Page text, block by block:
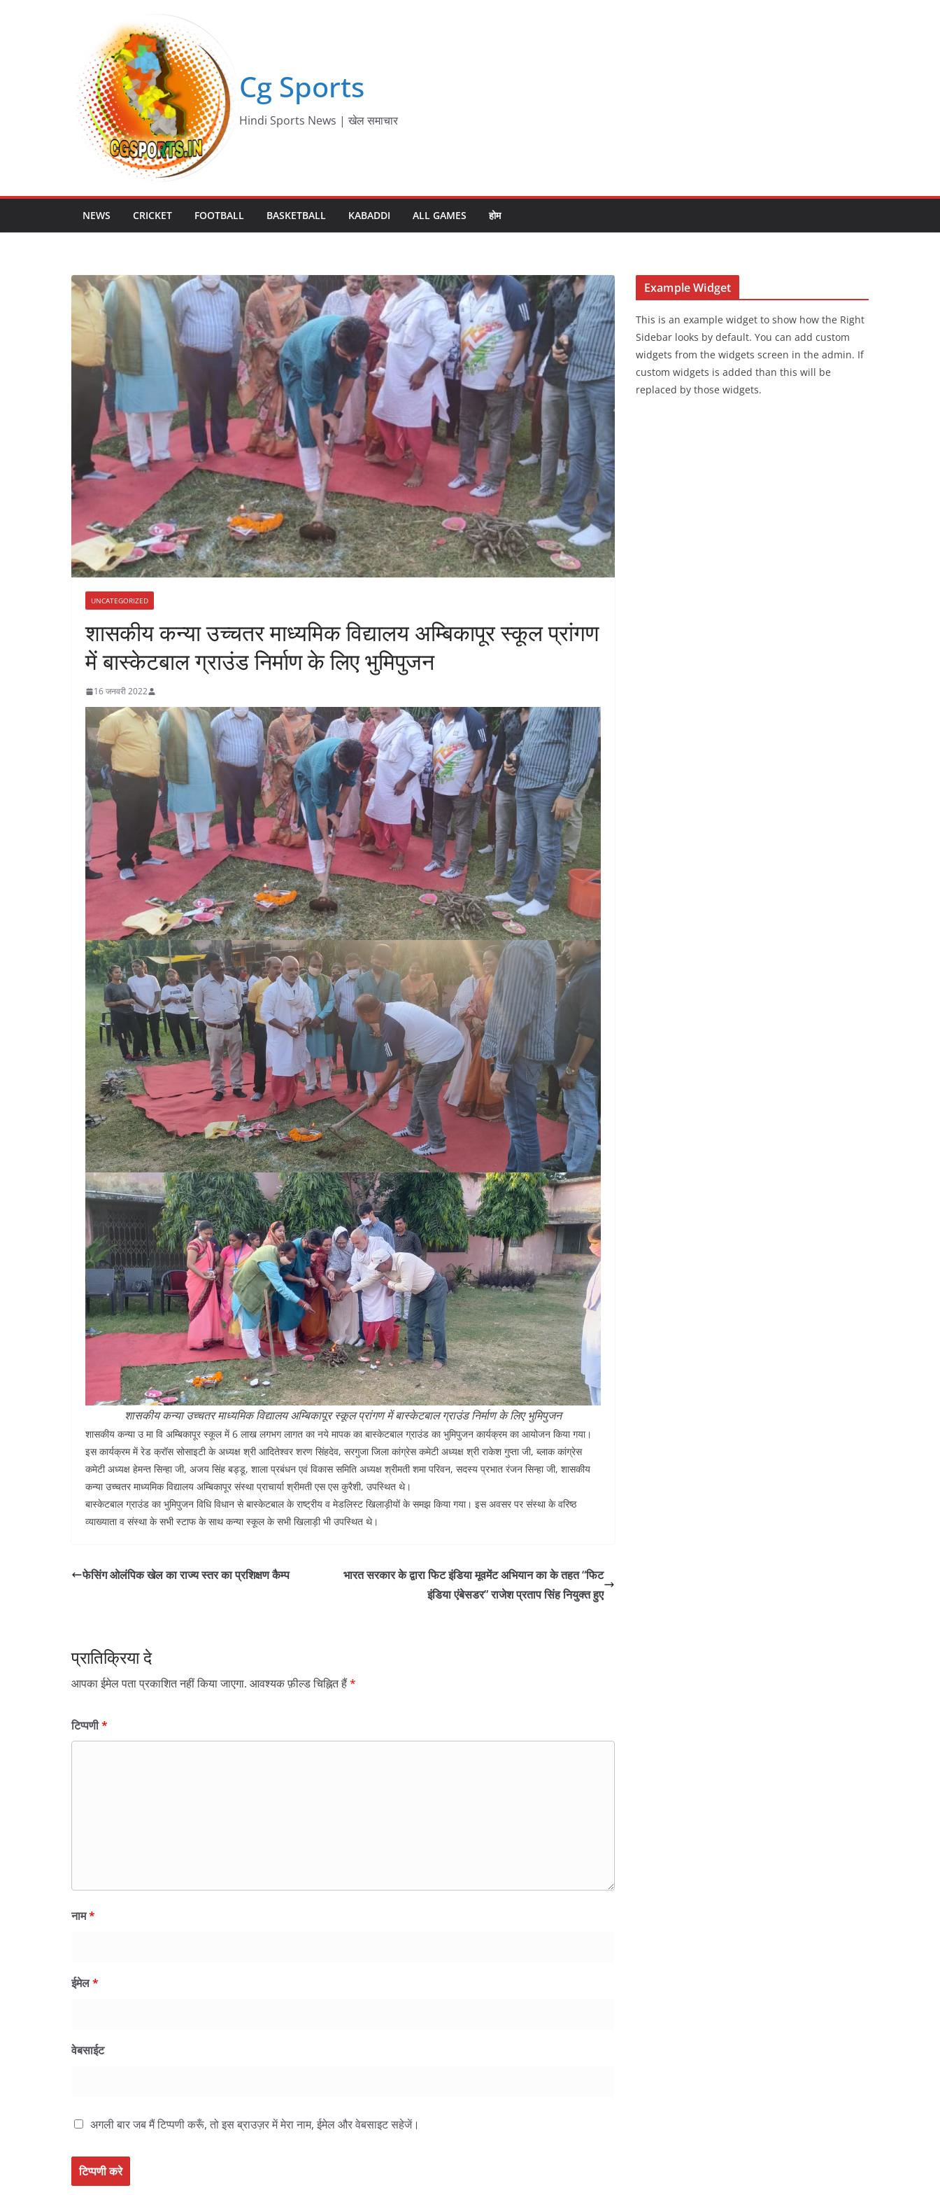
Cg Sports
Hindi Sports News | खेल समाचार
NEWS CRICKET FOOTBALL BASKETBALL KABADDI ALL GAMES होम
UNCATEGORIZED
शासकीय कन्या उच्चतर माध्यमिक विद्यालय अम्बिकापूर स्कूल प्रांगण
में बास्केटबाल ग्राउंड निर्माण के लिए भुमिपुजन
16 जनवरी 2022
शासकीय कन्या उच्चतर माध्यमिक विद्यालय अम्बिकापूर स्कूल प्रांगण में बास्केटबाल ग्राउंड निर्माण के लिए भुमिपुजन
शासकीय कन्या उ मा वि अम्बिकापूर स्कूल में 6 लाख लगभग लागत का नये मापक का बास्केटबाल ग्राउंड का भुमिपुजन कार्यक्रम का आयोजन किया गया।
इस कार्यक्रम में रेड क्रॉस सोसाइटी के अध्यक्ष श्री आदितेश्वर शरण सिंहदेव, सरगुजा जिला कांग्रेस कमेटी अध्यक्ष श्री राकेश गुप्ता जी, ब्लाक कांग्रेस
कमेटी अध्यक्ष हेमन्त सिन्हा जी, अजय सिंह बड्डू, शाला प्रबंधन एवं विकास समिति अध्यक्ष श्रीमती शमा परिवन, सदस्य प्रभात रंजन सिन्हा जी, शासकीय
कन्या उच्चतर माध्यमिक विद्यालय अम्बिकापूर संस्था प्राचार्या श्रीमती एस एस कुरैशी, उपस्थित थे।
बास्केटबाल ग्राउंड का भुमिपुजन विधि विधान से बास्केटबाल के राष्ट्रीय व मेडलिस्ट खिलाड़ीयों के समझ किया गया। इस अवसर पर संस्था के वरिष्ठ
व्याख्याता व संस्था के सभी स्टाफ के साथ कन्या स्कूल के सभी खिलाड़ी भी उपस्थित थे।
फेसिंग ओलंपिक खेल का राज्य स्तर का प्रशिक्षण कैम्प
भारत सरकार के द्वारा फिट इंडिया मूवमेंट अभियान का के तहत “फिट
इंडिया एंबेसडर” राजेश प्रताप सिंह नियुक्त हुए
प्रातिक्रिया दे
आपका ईमेल पता प्रकाशित नहीं किया जाएगा. आवश्यक फ़ील्ड चिह्नित हैं*
टिप्पणी*
नाम*
ईमेल*
वेबसाईट
अगली बार जब मैं टिप्पणी करूँ, तो इस ब्राउज़र में मेरा नाम, ईमेल और वेबसाइट सहेजें।
Example Widget
This is an example widget to show how the Right
Sidebar looks by default. You can add custom
widgets from the widgets screen in the admin. If
custom widgets is added than this will be
replaced by those widgets.